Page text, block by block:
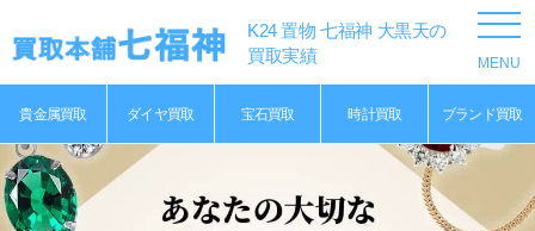
K24 置物 七福神 大黒天の
買取実績
貴金属買取 ダイヤ買取 宝石買取 時計買取 ブランド買取